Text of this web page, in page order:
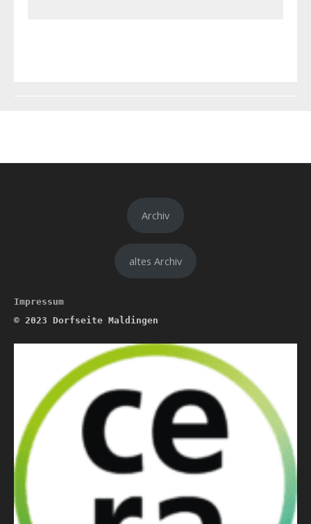
Archiv
altes Archiv
Impressum
© 2023
Dorfseite Maldingen